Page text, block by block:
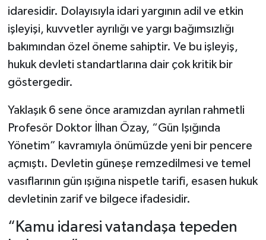
idaresidir. Dolayısıyla idari yargının adil ve etkin
işleyişi, kuvvetler ayrılığı ve yargı bağımsızlığı
bakımından özel öneme sahiptir. Ve bu işleyiş,
hukuk devleti standartlarına dair çok kritik bir
göstergedir.
Yaklaşık 6 sene önce aramızdan ayrılan rahmetli
Profesör Doktor İlhan Özay, “Gün Işığında
Yönetim” kavramıyla önümüzde yeni bir pencere
açmıştı. Devletin güneşe remzedilmesi ve temel
vasıflarının gün ışığına nispetle tarifi, esasen hukuk
devletinin zarif ve bilgece ifadesidir.
“Kamu idaresi vatandaşa tepeden